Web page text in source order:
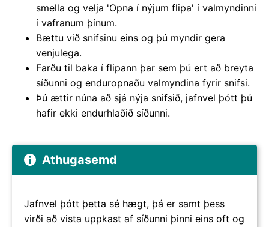
smella og velja 'Opna í nýjum flipa' í valmyndinni
í vafranum þínum.
Bættu við snifsinu eins og þú myndir gera
venjulega.
Farðu til baka í flipann þar sem þú ert að breyta
síðunni og enduropnaðu valmyndina fyrir snifsi.
Þú ættir núna að sjá nýja snifsið, jafnvel þótt þú
hafir ekki endurhlaðið síðunni.
Athugasemd
Jafnvel þótt þetta sé hægt, þá er samt þess
virði að vista uppkast af síðunni þinni eins oft og